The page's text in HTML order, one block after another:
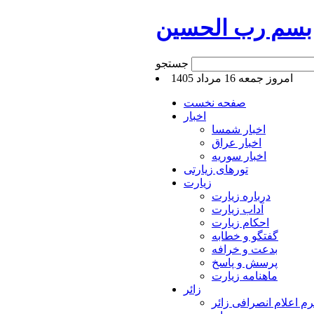
بسم رب الحسین
امروز جمعه 16 مرداد 1405
صفحه نخست
اخبار
اخبار شمسا
اخبار عراق
اخبار سوریه
تورهای زیارتی
زیارت
درباره زیارت
آداب زیارت
احکام زیارت
گفتگو و خطابه
بدعت و خرافه
پرسش و پاسخ
ماهنامه زیارت
زائر
اعلام انصرافی زائر